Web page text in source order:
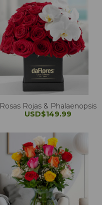
Rosas Rojas & Phalaenopsis
USD$149.99